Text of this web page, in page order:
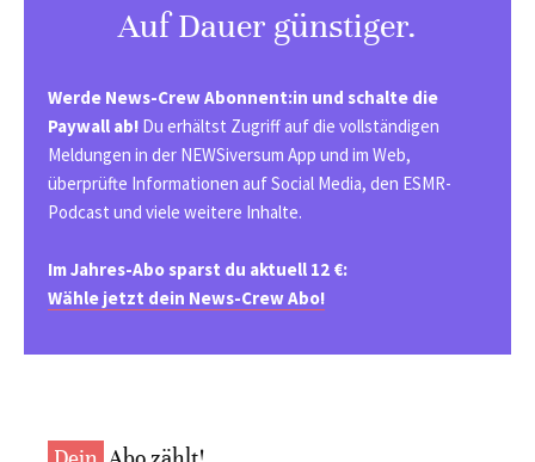
Auf Dauer günstiger.
Werde News-Crew Abonnent:in und schalte die
Paywall ab! Du erhältst Zugriff auf die vollständigen
Meldungen in der NEWSiversum App und im Web,
überprüfte Informationen auf Social Media, den ESMR-
Podcast und viele weitere Inhalte.
Im Jahres-Abo sparst du aktuell 12 €:
Wähle jetzt dein News-Crew Abo!